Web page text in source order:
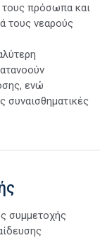
τους πρόσωπα και
τους νεαρούς
ενώ
συναισθηματικές
συμμετοχής